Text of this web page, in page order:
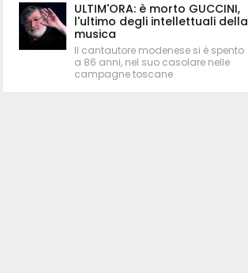
ULTIM'ORA: è morto GUCCINI,
l'ultimo degli intellettuali della
musica
Il cantautore modenese si è spento
a 86 anni, nel suo casolare nelle
campagne toscane